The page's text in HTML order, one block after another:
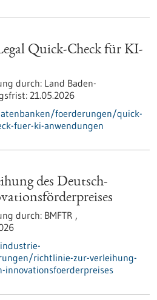
Quick-Check für KI-
durch: Land Baden-
21.05.2026
foerderungen/quick-
fuer-ki-anwendungen
des Deutsch-
durch: BMFTR ,
richtlinie-zur-verleihung-
innovationsfoerderpreises